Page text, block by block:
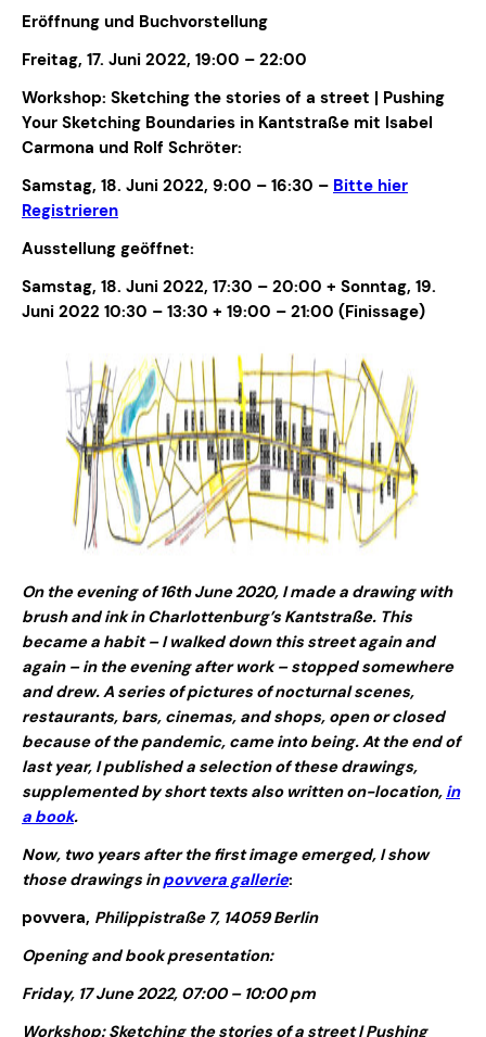
Eröffnung und Buchvorstellung
Freitag, 17. Juni 2022, 19:00 – 22:00
Workshop: Sketching the stories of a street | Pushing
Your Sketching Boundaries in Kantstraße mit Isabel
Carmona und Rolf Schröter:
Samstag, 18. Juni 2022, 9:00 – 16:30 – Bitte hier
Registrieren
Ausstellung geöffnet:
Samstag, 18. Juni 2022, 17:30 – 20:00 + Sonntag, 19.
Juni 2022 10:30 – 13:30 + 19:00 – 21:00 (Finissage)
On the evening of 16th June 2020, I made a drawing with
brush and ink in Charlottenburg’s Kantstraße. This
became a habit – I walked down this street again and
again – in the evening after work – stopped somewhere
and drew. A series of pictures of nocturnal scenes,
restaurants, bars, cinemas, and shops, open or closed
because of the pandemic, came into being. At the end of
last year, I published a selection of these drawings,
supplemented by short texts also written on-location, in
a book.
Now, two years after the first image emerged, I show
those drawings inpovvera gallerie:
povvera, Philippistraße 7, 14059 Berlin
Opening and book presentation:
Friday, 17 June 2022, 07:00 – 10:00 pm
Workshop:Sketching the stories of a street| Pushing